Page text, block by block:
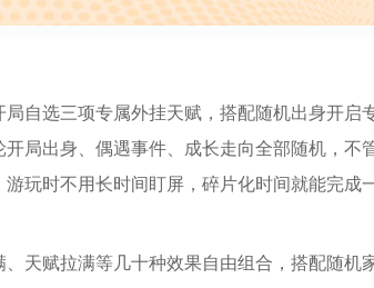
自选三项专属外挂天赋，搭配随机出身开启
局出身、偶遇事件、成长走向全部随机，不
玩时不用长时间盯屏，碎片化时间就能完成
天赋拉满等几十种效果自由组合，搭配随机